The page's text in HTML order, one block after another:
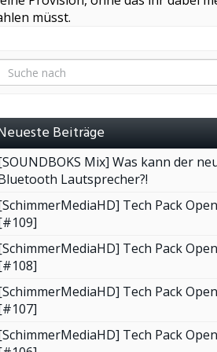
müsst.
Beiträge
Mix] Was kann der
Lautsprecher?!
Tech Pack
Tech Pack
Tech Pack
Tech Pack